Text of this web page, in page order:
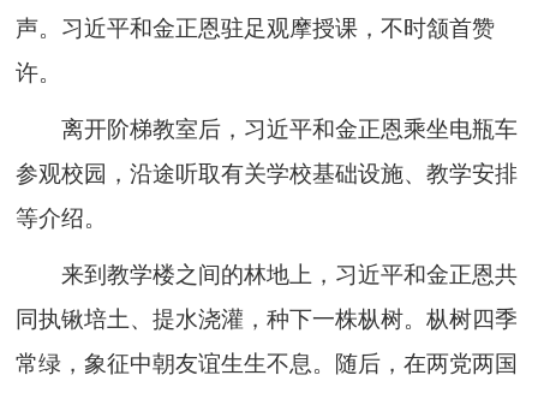
声。习近平和金正恩驻足观摩授课，不时颔首赞
许。
离开阶梯教室后，习近平和金正恩乘坐电瓶车
参观校园，沿途听取有关学校基础设施、教学安排
等介绍。
来到教学楼之间的林地上，习近平和金正恩共
同执锹培土、提水浇灌，种下一株枞树。枞树四季
常绿，象征中朝友谊生生不息。随后，在两党两国